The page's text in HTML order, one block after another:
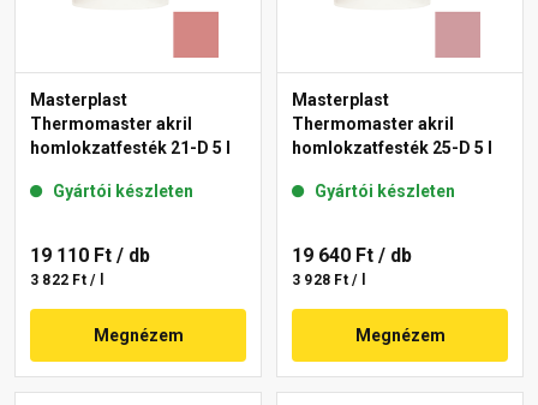
Masterplast
Thermomaster akril
homlokzatfesték 21-D 5 l
Gyártói készleten
19 110 Ft / db
3 822 Ft / l
Megnézem
Masterplast
Thermomaster akril
homlokzatfesték 25-D 5 l
Gyártói készleten
19 640 Ft / db
3 928 Ft / l
Megnézem